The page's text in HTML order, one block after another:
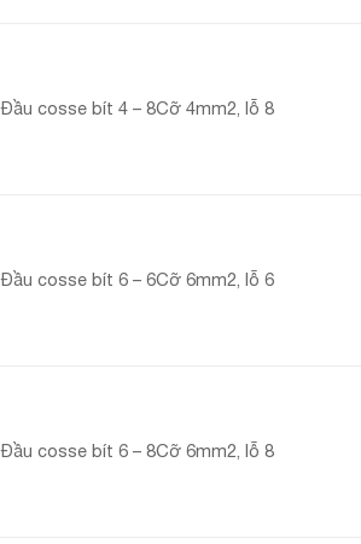
Đầu cosse bít 4 – 8Cỡ 4mm2, lỗ 8
Đầu cosse bít 6 – 6Cỡ 6mm2, lỗ 6
Đầu cosse bít 6 – 8Cỡ 6mm2, lỗ 8